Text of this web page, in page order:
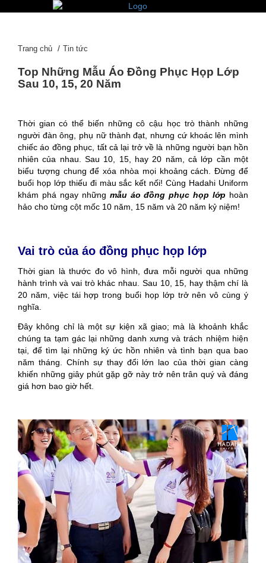
Trang chủ Tin tức
Top Những Mẫu Áo Đồng Phục Họp Lớp
Sau 10, 15, 20 Năm
Thời gian có thể biến những cô cậu học trò thành những
người đàn ông, phụ nữ thành đạt, nhưng cứ khoác lên mình
chiếc áo đồng phục, tất cả lại trở về là những người bạn hồn
nhiên của nhau. Sau 10, 15, hay 20 năm, cả lớp cần một
biểu tượng chung để xóa nhòa mọi khoảng cách. Đừng để
buổi họp lớp thiếu đi màu sắc kết nối! Cùng Hadahi Uniform
khám phá ngay những mẫu áo đồng phục họp lớp hoàn
hảo cho từng cột mốc 10 năm, 15 năm và 20 năm kỷ niệm!
Vai trò của áo đồng phục họp lớp
Thời gian là thước đo vô hình, đưa mỗi người qua những
hành trình và vai trò khác nhau. Sau 10, 15, hay thậm chí là
20 năm, việc tái hợp trong buổi họp lớp trở nên vô cùng ý
nghĩa.
Đây không chỉ là một sự kiện xã giao; mà là khoảnh khắc
chúng ta tạm gác lại những danh xưng và trách nhiệm hiện
tại, để tìm lại những ký ức hồn nhiên và tình bạn qua bao
năm tháng. Chính sự thay đổi lớn lao của thời gian càng
khiến những giây phút gặp gỡ này trở nên trân quý và đáng
giá hơn bao giờ hết.